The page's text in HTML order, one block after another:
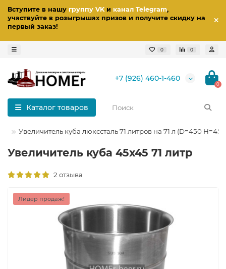
Вступите в нашу группу VKи канал Telegram,
участвуйте в розыгрышах призов и получите скидку на
первый заказ!
0 0
+7 (926) 460-1-460
0
Каталог товаров
Увеличитель куба люкссталь 71 литров на 71 л (D=450
Увеличитель куба 45х45 71 литр
2 отзыва
Лидер продаж!